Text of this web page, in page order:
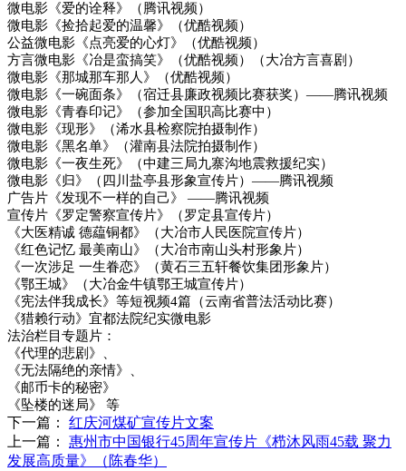
微电影《爱的诠释》（腾讯视频）
微电影《捡拾起爱的温馨》（优酷视频）
公益微电影《点亮爱的心灯》（优酷视频）
方言微电影《冶是蛮搞笑》（优酷视频）（大冶方言喜剧）
微电影《那城那车那人》（优酷视频）
微电影《一碗面条》（宿迁县廉政视频比赛获奖）——腾讯视频
微电影《青春印记》（参加全国职高比赛中）
微电影《现形》（浠水县检察院拍摄制作）
微电影《黑名单》（灌南县法院拍摄制作）
微电影《一夜生死》（中建三局九寨沟地震救援纪实）
微电影《归》（四川盐亭县形象宣传片）——腾讯视频
广告片《发现不一样的自己》 ——腾讯视频
宣传片《罗定警察宣传片》（罗定县宣传片）
《大医精诚 德藴铜都》（大冶市人民医院宣传片）
《红色记忆 最美南山》（大冶市南山头村形象片）
《一次涉足 一生眷恋》（黄石三五轩餐饮集团形象片）
《鄂王城》（大冶金牛镇鄂王城宣传片）
《宪法伴我成长》等短视频4篇（云南省普法活动比赛）
《猎赖行动》宜都法院纪实微电影
法治栏目专题片：
《代理的悲剧》、
《无法隔绝的亲情》、
《邮币卡的秘密》
《坠楼的迷局》 等
下一篇：
红庆河煤矿宣传片文案
上一篇：
惠州市中国银行45周年宣传片《栉沐风雨45载 聚力
发展高质量》（陈春华）